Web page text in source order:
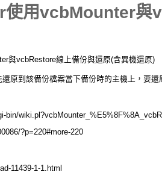
用vcbMounter與
與vcbRestore線上備份與還原(含異機還原)
原到該備份檔案當下備份時的主機上，要
bin/
?p=220#more-220
11439-1-1.html